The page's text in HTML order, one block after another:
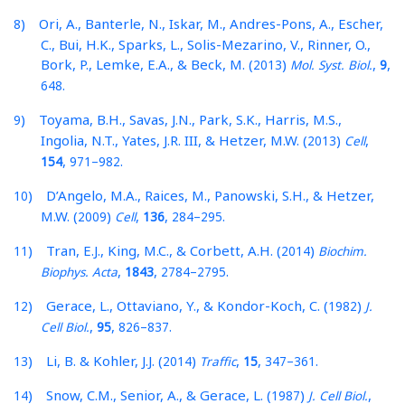
8) Ori, A., Banterle, N., Iskar, M., Andres-Pons, A., Escher,
C., Bui, H.K., Sparks, L., Solis-Mezarino, V., Rinner, O.,
Bork, P., Lemke, E.A., & Beck, M. (2013) Mol. Syst. Biol., 9,
648.
9) Toyama, B.H., Savas, J.N., Park, S.K., Harris, M.S.,
Ingolia, N.T., Yates, J.R. III, & Hetzer, M.W. (2013) Cell,
154, 971 –982.
10) D’Angelo, M.A., Raices, M., Panowski, S.H., & Hetzer,
M.W. (2009) Cell, 136, 284–295.
11) Tran, E.J., King, M.C., & Corbett, A.H. (2014) Biochim.
Biophys. Acta, 1843, 2784–2795.
12) Gerace, L., Ottaviano, Y., & Kondor-Koch, C. (1982) J.
Cell Biol., 95, 826–837.
13) Li, B. & Kohler, J.J. (2014) Traffic, 15, 347–361.
14) Snow, C.M., Senior, A., & Gerace, L. (1987) J. Cell Biol.,